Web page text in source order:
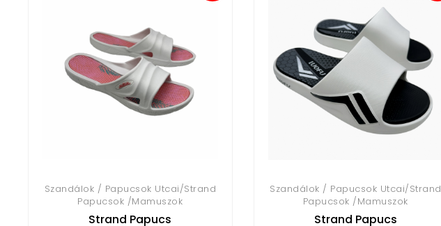
Szandálok / Papucsok Utcai/Strand
Papucsok /Mamuszok
Strand Papucs
Szandálok / Papucsok Utcai/Strand
Papucsok /Mamuszok
Strand Papucs